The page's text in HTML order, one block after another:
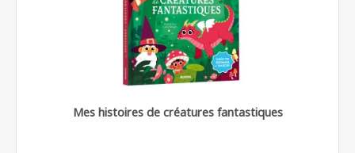
Mes histoires de créatures fantastiques